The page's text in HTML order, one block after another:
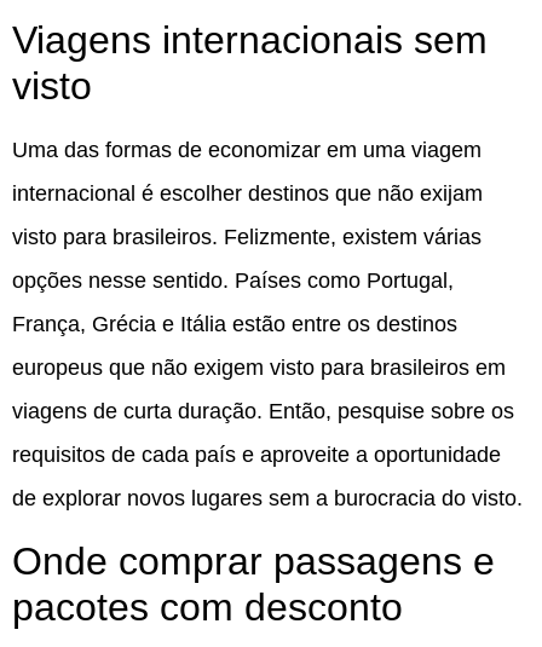
Viagens internacionais sem
visto
Uma das formas de economizar em uma viagem
internacional é escolher destinos que não exijam
visto para brasileiros. Felizmente, existem várias
opções nesse sentido. Países como Portugal,
França, Grécia e Itália estão entre os destinos
europeus que não exigem visto para brasileiros em
viagens de curta duração. Então, pesquise sobre os
requisitos de cada país e aproveite a oportunidade
de explorar novos lugares sem a burocracia do visto.
Onde comprar passagens e
pacotes com desconto